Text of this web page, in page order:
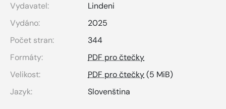
Vydavatel:
Lindeni
Vydáno:
2025
Počet stran:
344
Formáty:
PDF pro čtečky
Velikost:
PDF pro čtečky(5 MiB)
Jazyk:
Slovenština